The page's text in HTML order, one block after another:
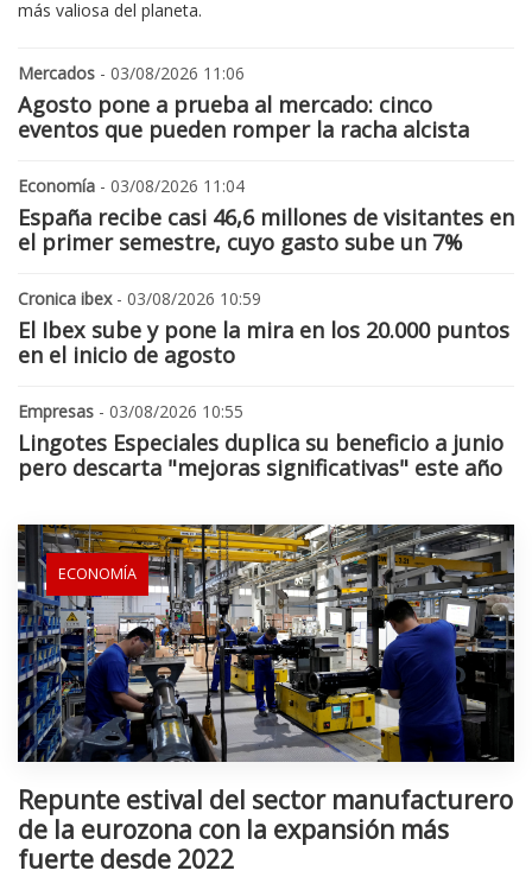
más valiosa del planeta.
Mercados - 03/08/2026 11:06
Agosto pone a prueba al mercado: cinco
eventos que pueden romper la racha alcista
Economía - 03/08/2026 11:04
España recibe casi 46,6 millones de visitantes en
el primer semestre, cuyo gasto sube un 7%
Cronica ibex- 03/08/2026 10:59
El Ibex sube y pone la mira en los 20.000 puntos
en el inicio de agosto
Empresas - 03/08/2026 10:55
Lingotes Especiales duplica su beneficio a junio
pero descarta "mejoras significativas" este año
ECONOMÍA
Repunte estival del sector manufacturero
de la eurozona con la expansión más
fuerte desde 2022